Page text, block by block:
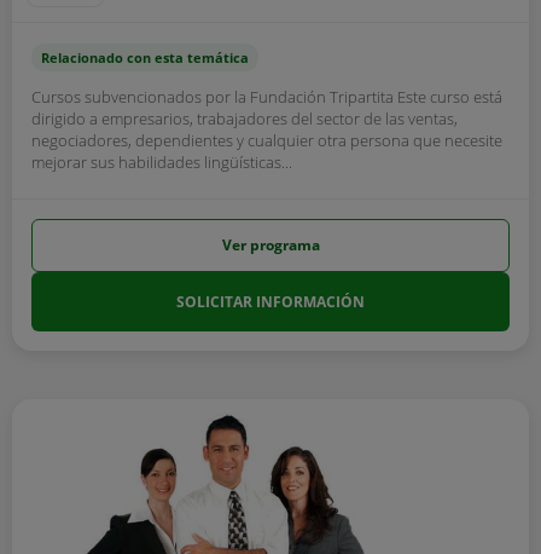
Relacionado con esta temática
Cursos subvencionados por la Fundación Tripartita Este curso está
dirigido a empresarios, trabajadores del sector de las ventas,
negociadores, dependientes y cualquier otra persona que necesite
mejorar sus habilidades lingüísticas...
Ver programa
SOLICITAR INFORMACIÓN